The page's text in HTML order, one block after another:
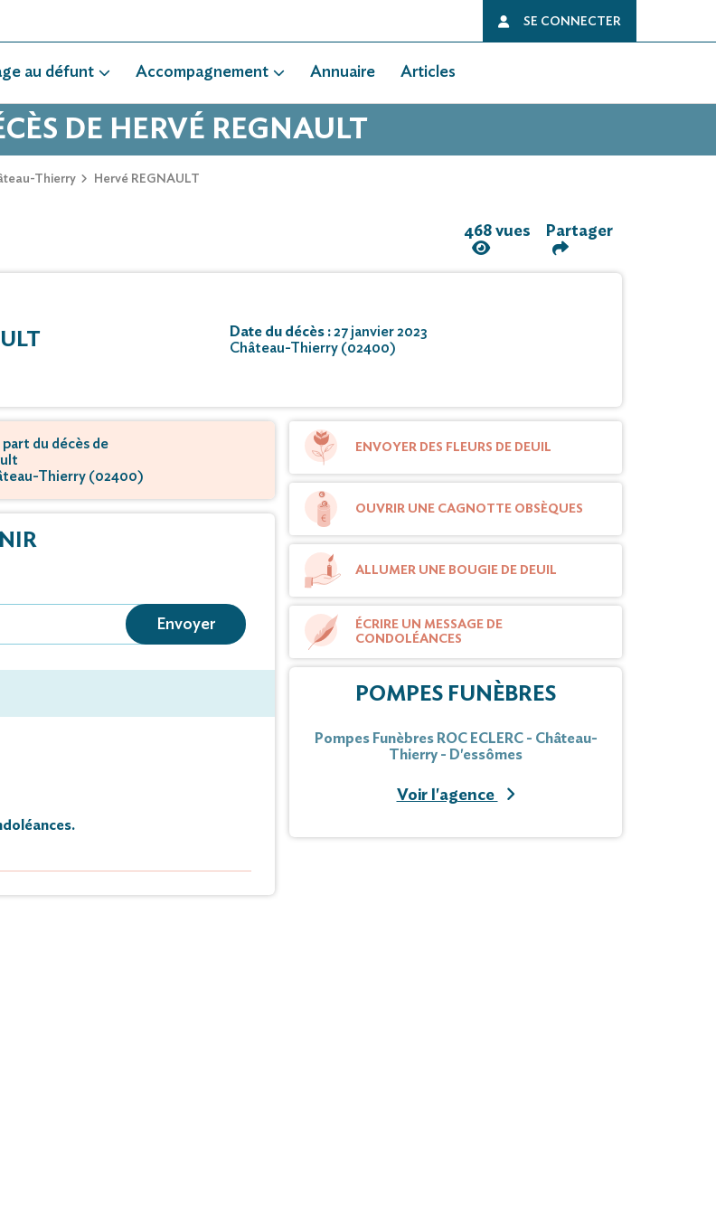
SE CONNECTER
au défunt Accompagnement Annuaire Articles
DE HERVÉ REGNAULT
Thierry Hervé REGNAULT
468 vues Partager
Date du décès :27 janvier 2023
Château-Thierry (02400)
du décès de
Thierry (02400)
Envoyer
ENVOYER DES FLEURS DE DEUIL
OUVRIR UNE CAGNOTTE OBSÈQUES
ALLUMER UNE BOUGIE DE DEUIL
ÉCRIRE UN MESSAGE DE
CONDOLÉANCES
POMPES FUNÈBRES
Pompes Funèbres ROC ECLERC - Château-
Thierry - D'essômes
Voir l'agence